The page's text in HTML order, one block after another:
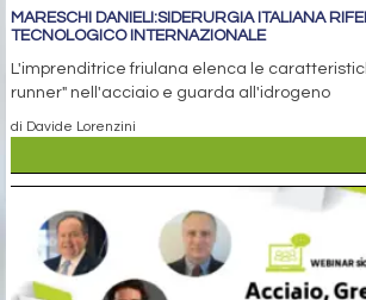
MARESCHI DANIELI:SIDERURGIA ITALIANA
TECNOLOGICO INTERNAZIONALE
L'imprenditrice friulana elenca le
runner" nell'acciaio e guarda all'idrogeno
di Davide Lorenzini